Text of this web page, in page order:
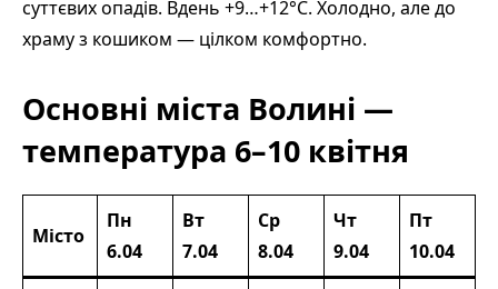
суттєвих опадів. Вдень +9…+12°С. Холодно, але до
храму з кошиком — цілком комфортно.
Основні міста Волині —
температура 6–10 квітня
Місто
Пн
6.04
Вт
7.04
Ср
8.04
Чт
9.04
Пт
10.04